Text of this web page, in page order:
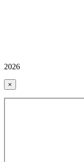
2026
×